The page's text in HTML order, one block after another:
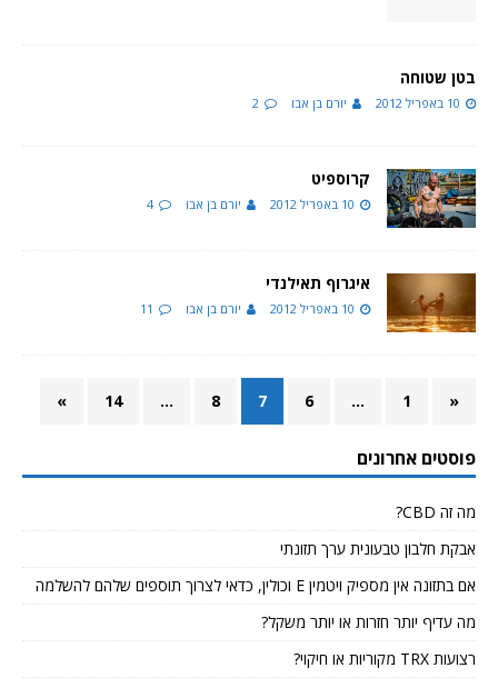
בטן שטוחה
10 באפריל 2012 יורם בן אבו 2
קרוספיט
10 באפריל 2012 יורם בן אבו 4
איגרוף תאילנדי
10 באפריל 2012 יורם בן אבו 11
«
1
…
6
7
8
…
14
»
פוסטים אחרונים
מה זה CBD?
אבקת חלבון טבעונית ערך תזונתי
אם בתזונה אין מספיק ויטמין E וכולין, כדאי לצרוך תוספים שלהם להשלמה
מה עדיף יותר חזרות או יותר משקל?
רצועות TRX מקוריות או חיקוי?